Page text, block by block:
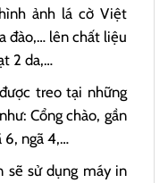
ảnh lá cờ Việt
đào,… lên chất liệu
2 da,…
treo tại những
Cổng chào, gần
6, ngã 4,…
sẽ sử dụng máy in